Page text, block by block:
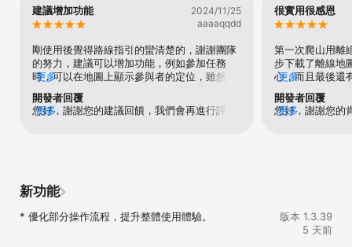
走在正確的軌跡上。此外，你所記錄的每條軌跡資訊如時間、里程、
總上升、總下降會統計在個人成就可供分享，並可搭配「每月一臺灣
製作離線地圖使用
形圖製作離線地圖，供無網路訊號之離線使用。地圖範圍可直接以軌
跡涵蓋範圍、或是自訂範圍下載。
獨特線上健行徽章，分享自己的健行成就。
你的登山健行軌跡，於紀錄後可直接上傳至健行筆記GPX軌跡資料庫
建議增加功能
2024/11/25
aaaaqqdd
剛使用後覺得路線指引的蠻清楚的，謝謝團隊
的努力，建議可以增加功能，例如參加任務
時，可以在地圖上顯示參與者的定位，雖然路
線規劃很清楚，若可以顯示其他人的話，就可
以知道彼此會比較安心，也可藉此結交同好謝
謝🙏
更多
開發者回覆
您好，謝謝您的建議回饋，我們會再進行評估
更多
很實用很感恩
第一次爬山用離
步下載了離線地
心，而且最後還
記錄覺得非常
歡！！
更多
開發者回覆
您好，謝謝您的
更多
新功能
* 優化部分操作流程，提升整體使用體驗。
版本 1.3.39
5 天前